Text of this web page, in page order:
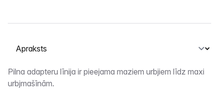
Atlasiet cilni
Apraksts
Pilna adapteru līnija ir pieejama maziem urbjiem līdz maxi
urbjmašīnām.